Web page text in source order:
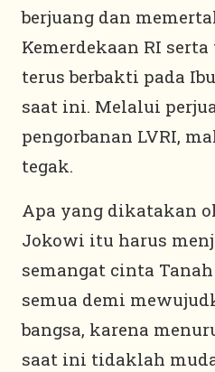
berjuang dan
Kemerdekaan RI
terus berbakti pada
saat ini. Melalui
pengorbanan LVRI,
tegak.
Apa yang dikatakan
Jokowi itu harus
semangat cinta
semua demi
bangsa, karena
saat ini tidaklah